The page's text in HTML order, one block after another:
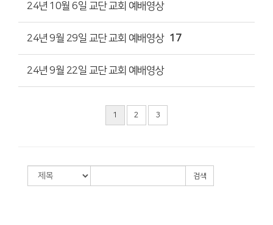
24년 10월 6일 교단 교회 예배영상
24년 9월 29일 교단 교회 예배영상 17
24년 9월 22일 교단 교회 예배영상
1 2 3
검색